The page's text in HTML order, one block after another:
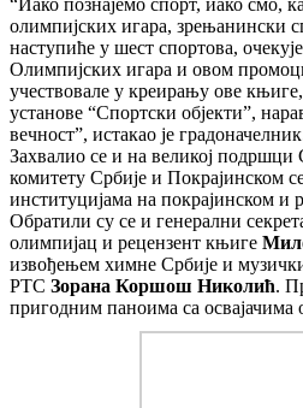
“Иако познајемо спорт, иако смо,
олимпијских игара, зрењанински
наступиће у шест спортова,
Олимпијских игара и овом
учествовале у креирању ове
установе “Спортски објекти”,
вечност”, истакао је
Захвалио се и на великој подршци
комитету Србије и Покрајинском
институцијама на покрајинском и
Обратили су се и генерални
олимпијац и рецензент књиге
извођењем химне Србије и
РТС Зорана Коршош Николић.
пригодним паноима са